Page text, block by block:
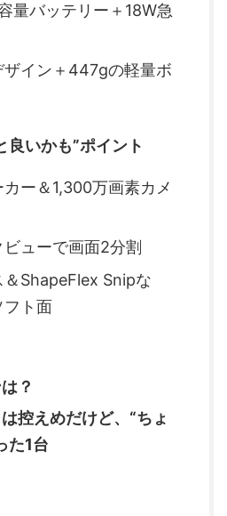
量バッテリー＋18W急
ザイン＋447gの軽量ボ
良いかも”ポイント
ー＆1,300万画素カメ
ューで画面2分割
＆ShapeFlex Snipな
フト面
？
控えめだけど、“ちょ
た1台